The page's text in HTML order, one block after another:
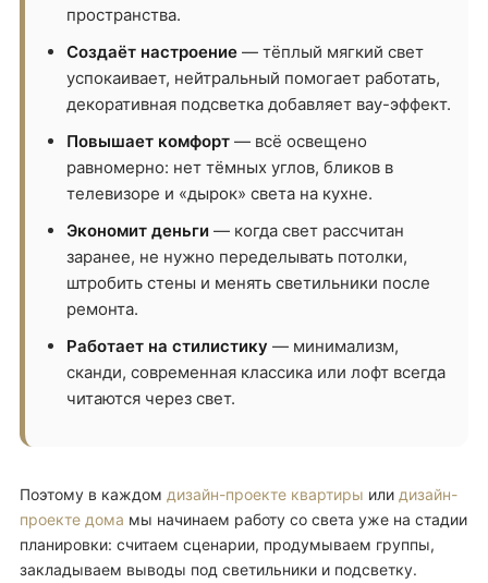
пространства.
Создаёт настроение — тёплый мягкий свет
успокаивает, нейтральный помогает работать,
декоративная подсветка добавляет вау-эффект.
Повышает комфорт — всё освещено
равномерно: нет тёмных углов, бликов в
телевизоре и «дырок» света на кухне.
Экономит деньги — когда свет рассчитан
заранее, не нужно переделывать потолки,
штробить стены и менять светильники после
ремонта.
Работает на стилистику — минимализм,
сканди, современная классика или лофт всегда
читаются через свет.
Поэтому в каждом дизайн-проекте квартиры или дизайн-
проекте дома мы начинаем работу со света уже на стадии
планировки: считаем сценарии, продумываем группы,
закладываем выводы под светильники и подсветку.